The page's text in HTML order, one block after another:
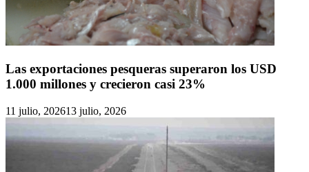
Las exportaciones pesqueras superaron los USD
1.000 millones y crecieron casi 23%
11 julio, 202613 julio, 2026